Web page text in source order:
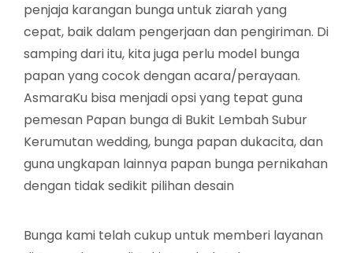
penjaja karangan bunga untuk ziarah yang
cepat, baik dalam pengerjaan dan pengiriman. Di
samping dari itu, kita juga perlu model bunga
papan yang cocok dengan acara/perayaan.
AsmaraKu bisa menjadi opsi yang tepat guna
pemesan Papan bunga di Bukit Lembah Subur
Kerumutan wedding, bunga papan dukacita, dan
guna ungkapan lainnya papan bunga pernikahan
dengan tidak sedikit pilihan desain
Bunga kami telah cukup untuk memberi layanan